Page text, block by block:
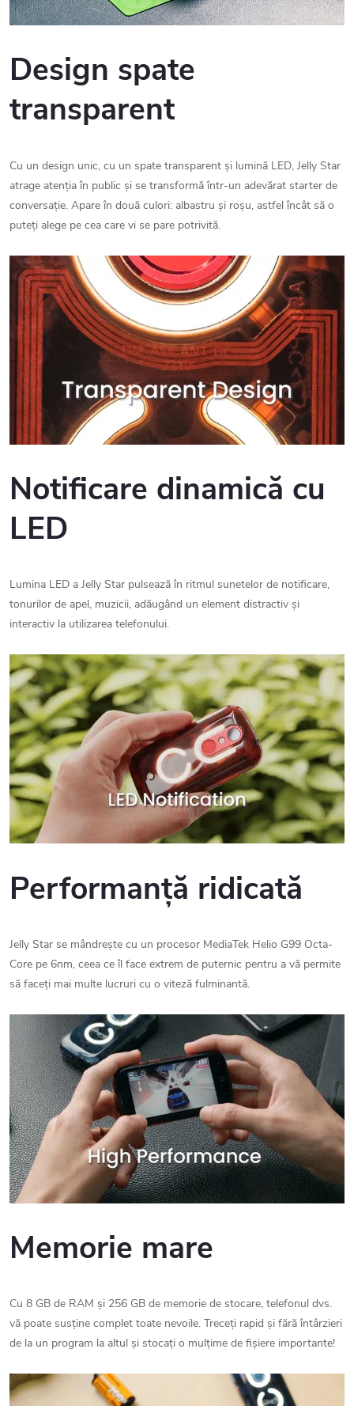
Design spate
transparent
Cu un design unic, cu un spate transparent și lumină LED, Jelly Star
atrage atenția în public și se transformă într-un adevărat starter de
conversație. Apare în două culori: albastru și roșu, astfel încât să o
puteți alege pe cea care vi se pare potrivită.
Notificare dinamică cu
LED
Lumina LED a Jelly Star pulsează în ritmul sunetelor de notificare,
tonurilor de apel, muzicii, adăugând un element distractiv și
interactiv la utilizarea telefonului.
Performanță ridicată
Jelly Star se mândrește cu un procesor MediaTek Helio G99 Octa-
Core pe 6nm, ceea ce îl face extrem de puternic pentru a vă permite
să faceți mai multe lucruri cu o viteză fulminantă.
Memorie mare
Cu 8 GB de RAM și 256 GB de memorie de stocare, telefonul dvs.
vă poate susține complet toate nevoile. Treceți rapid și fără întârzieri
de la un program la altul și stocați o mulțime de fișiere importante!